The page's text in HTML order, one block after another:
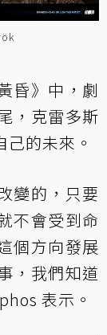
昏》中，劇
，克雷多斯
的未來。
變的，只要
不會受到命
個方向發展
，我們知道
表示。